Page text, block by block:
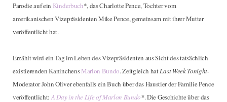
Parodie auf ein Kinderbuch*, das Charlotte Pence, Tochter vom
amerikanischen Vizepräsidenten Mike Pence, gemeinsam mit ihrer Mutter
veröffentlicht hat.
Erzählt wird ein Tag im Leben des Vizepräsidenten aus Sicht des tatsächlich
existierenden KaninchensMarlon Bundo. Zeitgleich hatLast Week Tonight-
Moderator John Oliver ebenfalls ein Buch über das Haustier der Familie Pence
veröffentlicht:A Day in the Life of Marlon Bundo*. Die Geschichte über das